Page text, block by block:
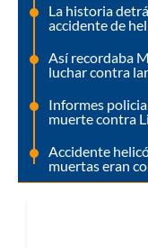
La historia
accidente de
Así recordaba
luchar contra
Informes
muerte contra
Accidente
muertas eran